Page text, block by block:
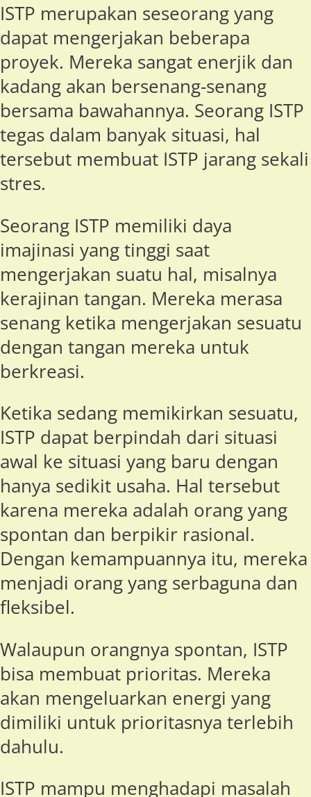
ISTP merupakan seseorang yang
dapat mengerjakan beberapa
proyek. Mereka sangat enerjik dan
kadang akan bersenang-senang
bersama bawahannya. Seorang ISTP
tegas dalam banyak situasi, hal
tersebut membuat ISTP jarang sekali
stres.
Seorang ISTP memiliki daya
imajinasi yang tinggi saat
mengerjakan suatu hal, misalnya
kerajinan tangan. Mereka merasa
senang ketika mengerjakan sesuatu
dengan tangan mereka untuk
berkreasi.
Ketika sedang memikirkan sesuatu,
ISTP dapat berpindah dari situasi
awal ke situasi yang baru dengan
hanya sedikit usaha. Hal tersebut
karena mereka adalah orang yang
spontan dan berpikir rasional.
Dengan kemampuannya itu, mereka
menjadi orang yang serbaguna dan
fleksibel.
Walaupun orangnya spontan, ISTP
bisa membuat prioritas. Mereka
akan mengeluarkan energi yang
dimiliki untuk prioritasnya terlebih
dahulu.
ISTP mampu menghadapi masalah